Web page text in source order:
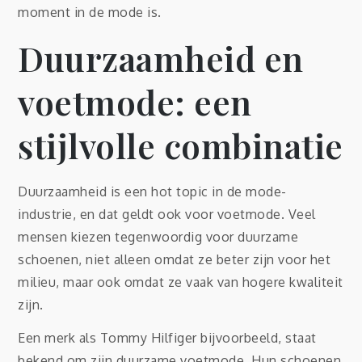
moment in de mode is.
Duurzaamheid en
voetmode: een
stijlvolle combinatie
Duurzaamheid is een hot topic in de mode-
industrie, en dat geldt ook voor voetmode. Veel
mensen kiezen tegenwoordig voor duurzame
schoenen, niet alleen omdat ze beter zijn voor het
milieu, maar ook omdat ze vaak van hogere kwaliteit
zijn.
Een merk als Tommy Hilfiger bijvoorbeeld, staat